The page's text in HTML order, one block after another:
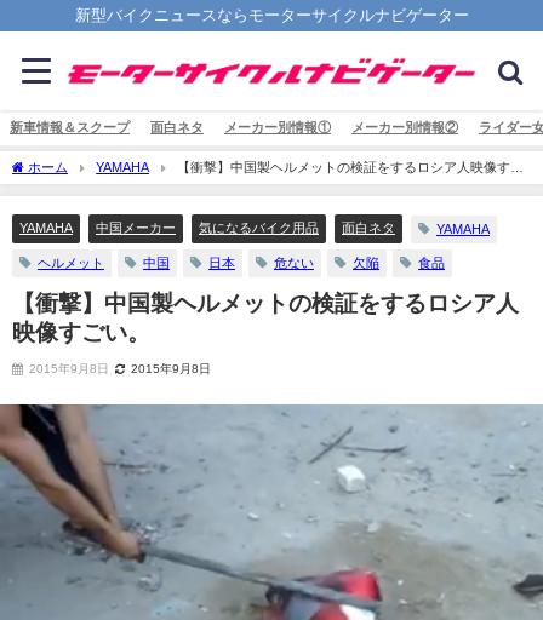
新型バイクニュースならモーターサイクルナビゲーター
新車情報＆スクープ 面白ネタ メーカー別情報① メーカー別情報② ライダー
ホーム YAMAHA
【衝撃】中国製ヘルメットの検証をするロシア人映像すご
い。
YAMAHA 中国メーカー 気になるバイク用品 面白ネタ YAMAHA
ヘルメット 中国 日本 危ない 欠陥 食品
【衝撃】中国製ヘルメットの検証をするロシア人
映像すごい。
2015年9月8日 2015年9月8日